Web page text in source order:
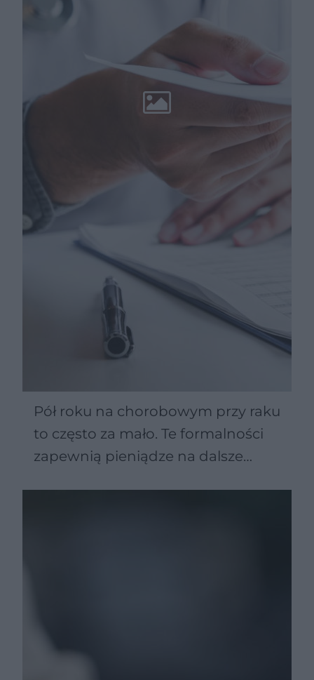
Pół roku na chorobowym przy raku
to często za mało. Te formalności
zapewnią pieniądze na dalsze